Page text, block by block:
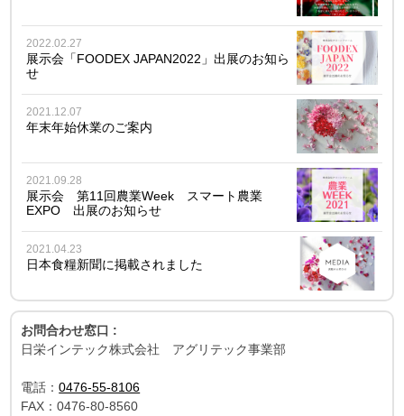
2022.02.27
展示会「FOODEX JAPAN2022」出展のお知ら
せ
2021.12.07
年末年始休業のご案内
2021.09.28
展示会 第11回農業Week スマート農業
EXPO 出展のお知らせ
2021.04.23
日本食糧新聞に掲載されました
お問合わせ窓口 :
日栄インテック株式会社 アグリテック事業部
電話：0476-55-8106
FAX：0476-80-8560